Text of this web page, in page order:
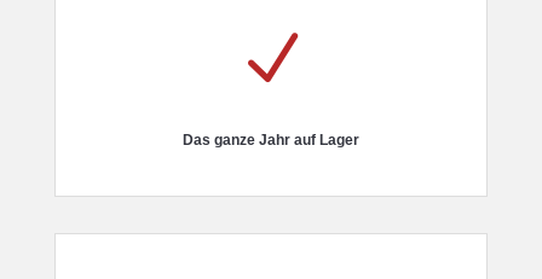
N
Das ganze Jahr auf Lager